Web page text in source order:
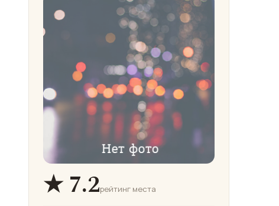
★ 7.2рейтинг места